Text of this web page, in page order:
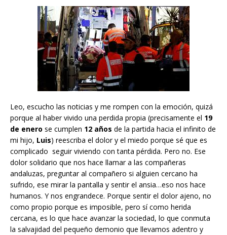
Leo, escucho las noticias y me rompen con la emoción, quizá
porque al haber vivido una perdida propia (precisamente el 19
de enero se cumplen 12 años de la partida hacia el infinito de
mi hijo, Luis) reescriba el dolor y el miedo porque sé que es
complicado seguir viviendo con tanta pérdida. Pero no. Ese
dolor solidario que nos hace llamar a las compañeras
andaluzas, preguntar al compañero si alguien cercano ha
sufrido, ese mirar la pantalla y sentir el ansia…eso nos hace
humanos. Y nos engrandece. Porque sentir el dolor ajeno, no
como propio porque es imposible, pero sí como herida
cercana, es lo que hace avanzar la sociedad, lo que conmuta
la salvajidad del pequeño demonio que llevamos adentro y